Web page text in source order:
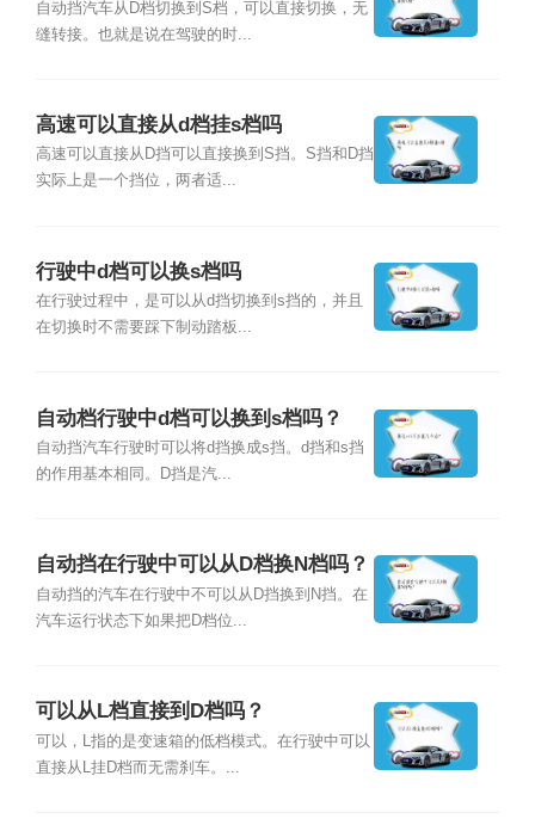
自动挡汽车从D档切换到S档，可以直接切换，无
缝转接。也就是说在驾驶的时...
高速可以直接从d档挂s档吗
高速可以直接从D挡可以直接换到S挡。S挡和D挡
实际上是一个挡位，两者适...
行驶中d档可以换s档吗
在行驶过程中，是可以从d挡切换到s挡的，并且
在切换时不需要踩下制动踏板...
自动档行驶中d档可以换到s档吗？
自动挡汽车行驶时可以将d挡换成s挡。d挡和s挡
的作用基本相同。D挡是汽...
自动挡在行驶中可以从D档换N档吗？
自动挡的汽车在行驶中不可以从D挡换到N挡。在
汽车运行状态下如果把D档位...
可以从L档直接到D档吗？
可以，L指的是变速箱的低档模式。在行驶中可以
直接从L挂D档而无需刹车。...